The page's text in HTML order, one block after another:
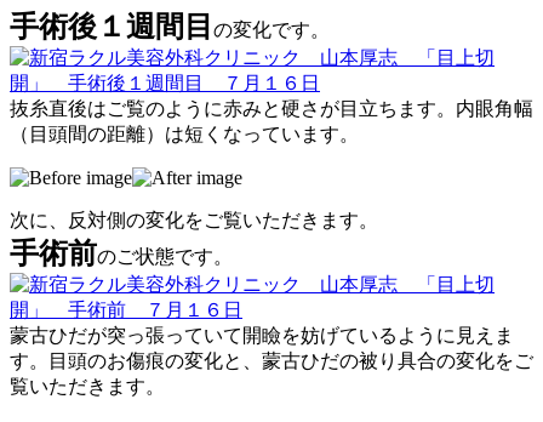
手術後１週間目 の変化です。
抜糸直後はご覧のように赤みと硬さが目立ちます。内眼角幅
（目頭間の距離）は短くなっています。
次に、反対側の変化をご覧いただきます。
手術前のご状態です。
蒙古ひだが突っ張っていて開瞼を妨げているように見えま
す。目頭のお傷痕の変化と、蒙古ひだの被り具合の変化をご
覧いただきます。